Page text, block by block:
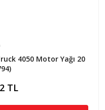
4050 Motor Yağı 20
TL